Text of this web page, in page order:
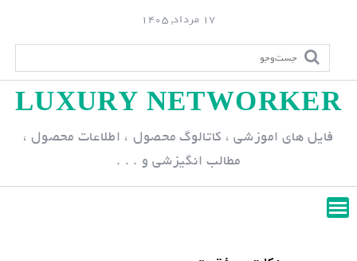
p
n
17 مرداد, 1405
LUXURY NETWORKER
فایل های اموزشی ، کاتالوگ محصول ، اطلاعات محصول ،
مطالب انگیزشی و . . .